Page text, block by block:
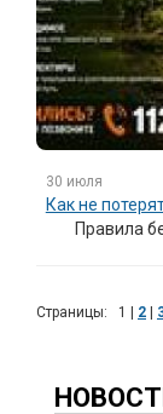
30 июля
Как не
Правила
Страницы: 1 2